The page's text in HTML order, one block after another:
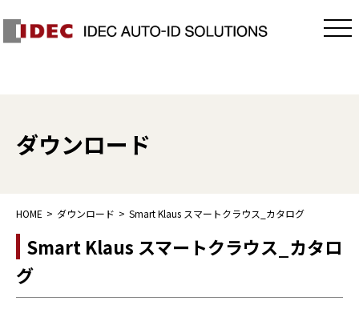
ダウンロード
HOME ダウンロード Smart Klaus スマートクラウス_カタログ
Smart Klaus スマートクラウス_カタロ
グ